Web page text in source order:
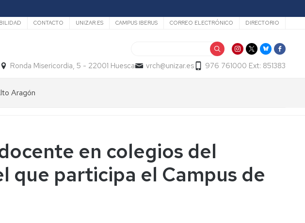
CONTACTO UNIZAR.ES CAMPUS IBERUS CORREO ELECTRÓNICO DIRECTORIO
Ronda Misericordia, 5 - 22001 Huesca vrch@unizar.es 976 761000 Ext: 851383
Aragón
en colegios del
que participa el Campus de